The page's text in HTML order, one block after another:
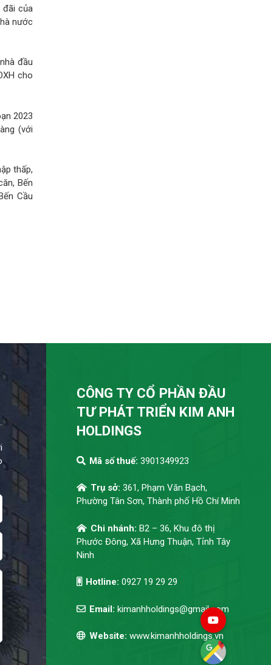
đãi của
nước
đầu
cho
2023
(với
thấp,
Bến
Cầu
CÔNG TY CỔ PHẦN ĐẦU
TƯ PHÁT TRIỂN KIM ANH
HOLDINGS
Mã số thuế:3901349923
Trụ sở:361, Phạm Văn Bạch,
Phường Tân Sơn, Thành phố Hồ Chí Minh
Chi nhánh:B2 – 36, Khu đô thị
Phước Đông, Xã Hưng Thuận, Tỉnh Tây
Ninh
Hotline:0927 19 29 29
Email:kimanhholdings@gmail.com
Website:www.kimanhholdings.vn